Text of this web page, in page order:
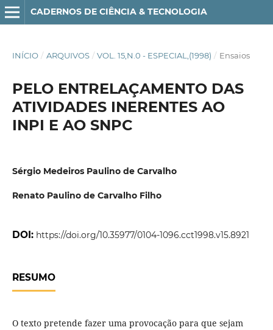
CADERNOS DE CIÊNCIA & TECNOLOGIA
INÍCIO / ARQUIVOS / VOL. 15,N.0 - ESPECIAL,(1998) / Ensaios
PELO ENTRELAÇAMENTO DAS
ATIVIDADES INERENTES AO
INPI E AO SNPC
Sérgio Medeiros Paulino de Carvalho
Renato Paulino de Carvalho Filho
DOI: https://doi.org/10.35977/0104-1096.cct1998.v15.8921
RESUMO
O texto pretende fazer uma provocação para que sejam